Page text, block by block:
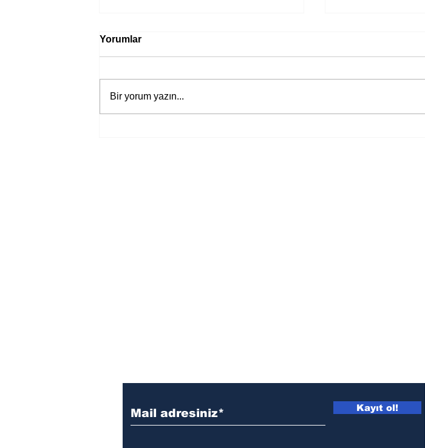
Yorumlar
Bir yorum yazın...
Kayıt ol!